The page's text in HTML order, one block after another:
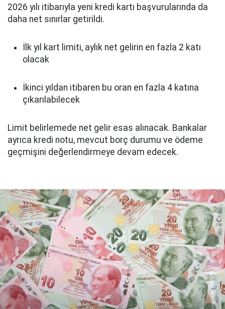
2026 yılı itibarıyla yeni kredi kartı başvurularında da
daha net sınırlar getirildi.
İlk yıl kart limiti, aylık net gelirin en fazla 2 katı
olacak
İkinci yıldan itibaren bu oran en fazla 4 katına
çıkarılabilecek
Limit belirlemede net gelir esas alınacak. Bankalar
ayrıca kredi notu, mevcut borç durumu ve ödeme
geçmişini değerlendirmeye devam edecek.